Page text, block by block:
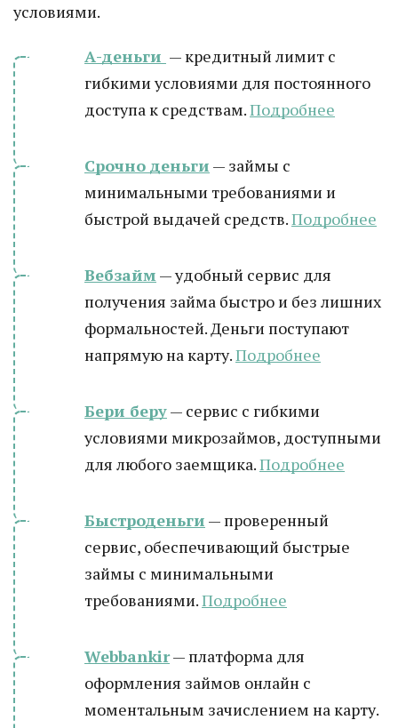
условиями.
А-деньги — кредитный лимит с
гибкими условиями для постоянного
доступа к средствам.Подробнее
Срочно деньги — займы с
минимальными требованиями и
быстрой выдачей средств.Подробнее
Вебзайм — удобный сервис для
получения займа быстро и без лишних
формальностей. Деньги поступают
напрямую на карту.Подробнее
Бери беру— сервис с гибкими
условиями микрозаймов, доступными
для любого заемщика.Подробнее
Быстроденьги — проверенный
сервис, обеспечивающий быстрые
займы с минимальными
требованиями.Подробнее
Webbankir— платформа для
оформления займов онлайн с
моментальным зачислением на карту.